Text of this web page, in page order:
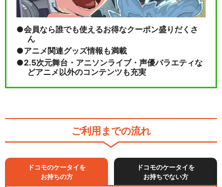
会員なら誰でも使えるお得なクーポン盛りだくさ
ん
アニメ関連グッズ情報も満載
2.5次元舞台・アニソンライブ・声優バラエティな
どアニメ以外のコンテンツも充実
ご利用までの流れ
ドコモのケータイを
お持ちの方
ドコモのケータイを
お持ちでない方